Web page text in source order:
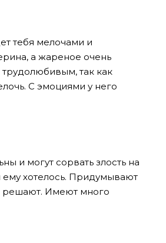
тебя мелочами и
а жареное очень
так как
С эмоциями у него
и могут сорвать злость на
ему хотелось. Придумывают
решают. Имеют много